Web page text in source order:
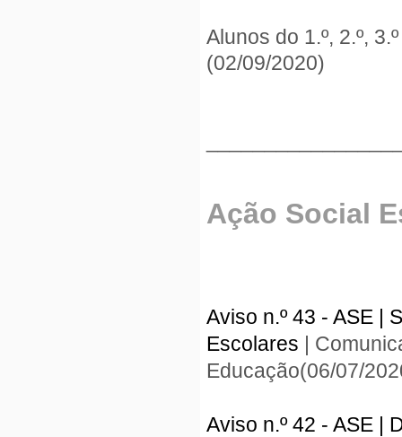
Alunos do 1.º, 2.º,
(02/09/2020)
Ação Social
Aviso n.º 43 - ASE |
Escolares |
Educação(06/07/
Aviso n.º 42 - ASE |